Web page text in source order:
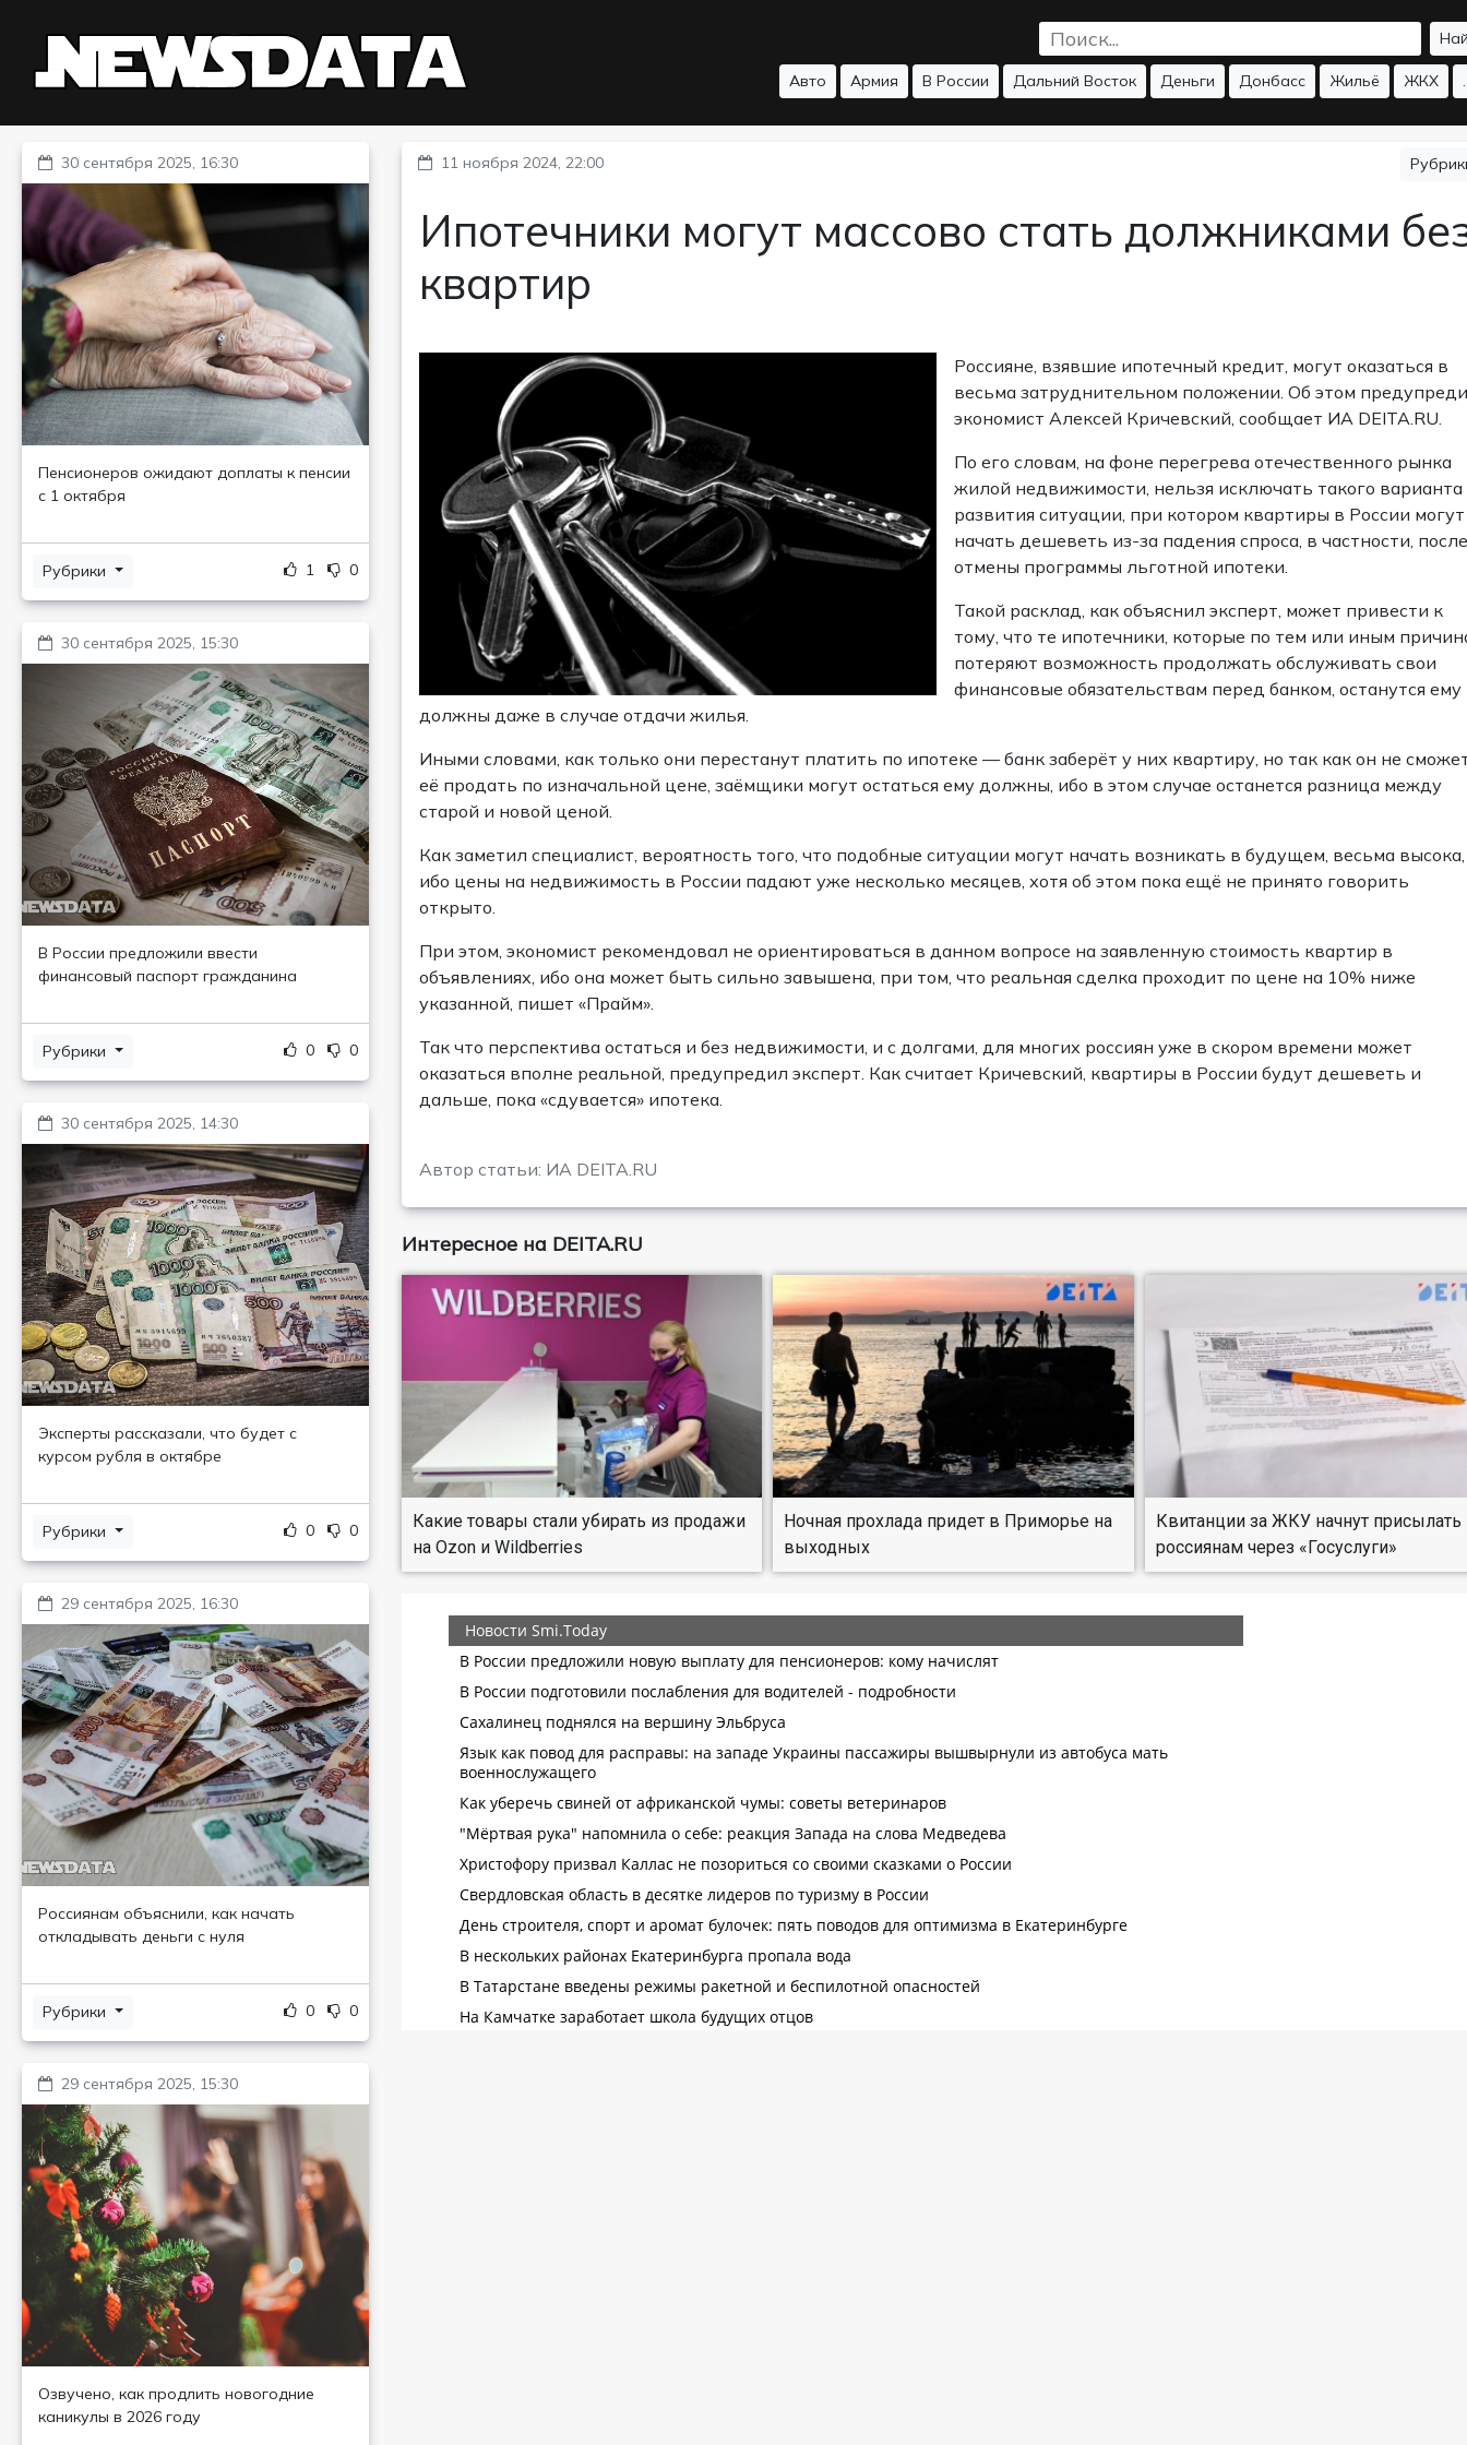
Авто Армия В России Дальний Восток Деньги Донбасс Жильё ЖКХ
30 сентября 2025, 16:30
Пенсионеров ожидают доплаты к пенсии
с 1 октября
Рубрики 1 0
30 сентября 2025, 15:30
В России предложили ввести
финансовый паспорт гражданина
Рубрики 0 0
30 сентября 2025, 14:30
Эксперты рассказали, что будет с
курсом рубля в октябре
Рубрики 0 0
29 сентября 2025, 16:30
Россиянам объяснили, как начать
откладывать деньги с нуля
Рубрики 0 0
29 сентября 2025, 15:30
Озвучено, как продлить новогодние
каникулы в 2026 году
11 ноября 2024, 22:00
Ипотечники могут массово стать должниками
квартир
Россияне, взявшие ипотечный кредит, могут оказаться в
весьма затруднительном положении. Об этом
экономист Алексей Кричевский, сообщает ИА DEITA.RU.
По его словам, на фоне перегрева отечественного рынка
жилой недвижимости, нельзя исключать такого варианта
развития ситуации, при котором квартиры в России могут
начать дешеветь из-за падения спроса, в частности, после
отмены программы льготной ипотеки.
Такой расклад, как объяснил эксперт, может привести к
тому, что те ипотечники, которые по тем или иным
потеряют возможность продолжать обслуживать свои
финансовые обязательствам перед банком, останутся ему
должны даже в случае отдачи жилья.
Иными словами, как только они перестанут платить по ипотеке — банк заберёт у них квартиру, но так как он не
её продать по изначальной цене, заёмщики могут остаться ему должны, ибо в этом случае останется разница между
старой и новой ценой.
Как заметил специалист, вероятность того, что подобные ситуации могут начать возникать в будущем, весьма высока,
ибо цены на недвижимость в России падают уже несколько месяцев, хотя об этом пока ещё не принято говорить
открыто.
При этом, экономист рекомендовал не ориентироваться в данном вопросе на заявленную стоимость квартир в
объявлениях, ибо она может быть сильно завышена, при том, что реальная сделка проходит по цене на 10% ниже
указанной, пишет «Прайм».
Так что перспектива остаться и без недвижимости, и с долгами, для многих россиян уже в скором времени может
оказаться вполне реальной, предупредил эксперт. Как считает Кричевский, квартиры в России будут дешеветь и
дальше, пока «сдувается» ипотека.
Автор статьи: ИА DEITA.RU
Интересное на DEITA.RU
Какие товары стали убирать из продажи
на Ozon и Wildberries
Ночная прохлада придет в Приморье на
выходных
Квитанции за ЖКУ начнут присылать
россиянам через «Госуслуги»